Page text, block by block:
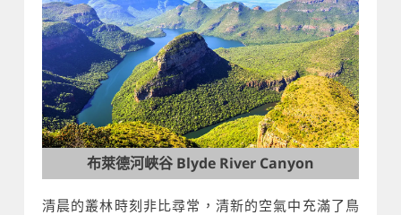
布萊德河峽谷 Blyde River Canyon
清晨的叢林時刻非比尋常，清新的空氣中充滿了鳥